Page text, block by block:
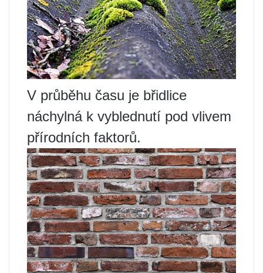
V průběhu času je břidlice
náchylná k vyblednutí pod vlivem
přírodních faktorů.